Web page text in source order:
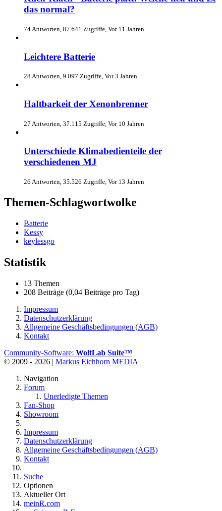
das normal?
74 Antworten, 87.641 Zugriffe, Vor 11 Jahren
Leichtere Batterie
28 Antworten, 9.097 Zugriffe, Vor 3 Jahren
Haltbarkeit der Xenonbrenner
27 Antworten, 37.115 Zugriffe, Vor 10 Jahren
Unterschiede Klimabedienteile der
verschiedenen MJ
26 Antworten, 35.526 Zugriffe, Vor 13 Jahren
Themen-Schlagwortwolke
Batterie
Kessy
keylessgo
Statistik
13 Themen
208 Beiträge (0,04 Beiträge pro Tag)
Impressum
Datenschutzerklärung
Allgemeine Geschäftsbedingungen (AGB)
Kontakt
Community-Software: WoltLab Suite™
© 2009 - 2026 | Markus Eichhorn MEDIA
Navigation
Forum
Unerledigte Themen
Fan-Shop
Showroom
Impressum
Datenschutzerklärung
Allgemeine Geschäftsbedingungen (AGB)
Kontakt
Suche
Optionen
Aktueller Ort
meinR.com